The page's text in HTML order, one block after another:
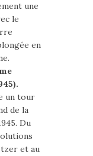
une
le
en
un tour
de la
Du
et au